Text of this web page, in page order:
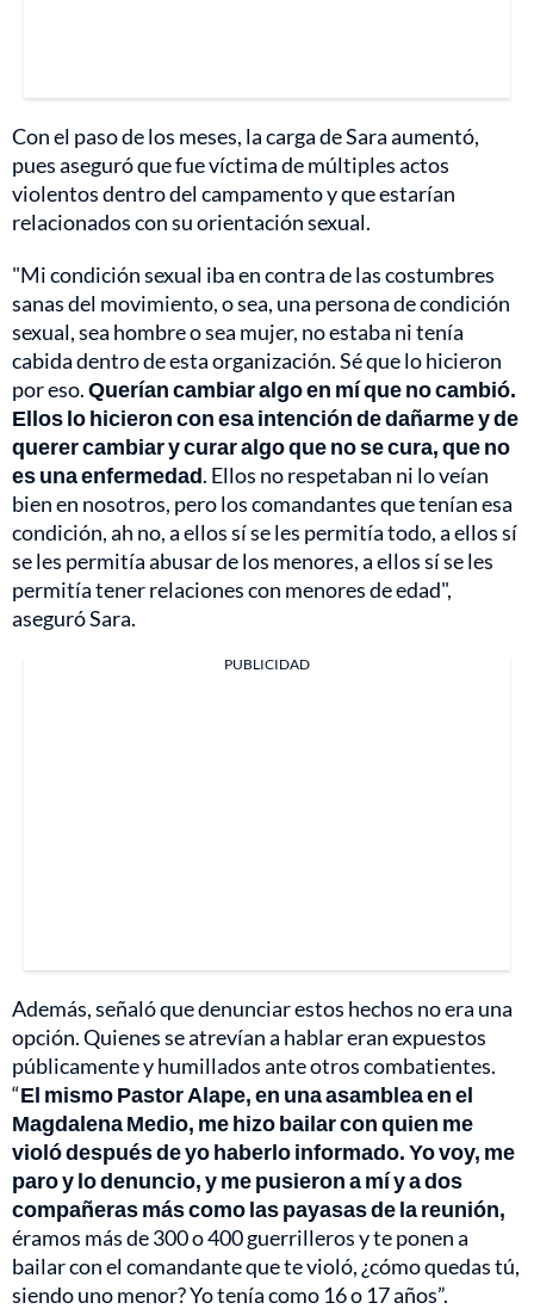
Con el paso de los meses, la carga de Sara aumentó,
pues aseguró que fue víctima de múltiples actos
violentos dentro del campamento y que estarían
relacionados con su orientación sexual.
"Mi condición sexual iba en contra de las costumbres
sanas del movimiento, o sea, una persona de condición
sexual, sea hombre o sea mujer, no estaba ni tenía
cabida dentro de esta organización. Sé que lo hicieron
por eso.Querían cambiar algo en mí que no cambió.
Ellos lo hicieron con esa intención de dañarme y de
querer cambiar y curar algo que no se cura, que no
es una enfermedad. Ellos no respetaban ni lo veían
bien en nosotros, pero los comandantes que tenían esa
condición, ah no, a ellos sí se les permitía todo, a ellos sí
se les permitía abusar de los menores, a ellos sí se les
permitía tener relaciones con menores de edad",
aseguró Sara.
PUBLICIDAD
Además, señaló que denunciar estos hechos no era una
opción. Quienes se atrevían a hablar eran expuestos
públicamente y humillados ante otros combatientes.
“El mismo Pastor Alape, en una asamblea en el
Magdalena Medio, me hizo bailar con quien me
violó después de yo haberlo informado. Yo voy, me
paro y lo denuncio, y me pusieron a mí y a dos
compañeras más como las payasas de la reunión,
éramos más de 300 o 400 guerrilleros y te ponen a
bailar con el comandante que te violó, ¿cómo quedas tú,
siendo uno menor? Yo tenía como 16 o 17 años”.